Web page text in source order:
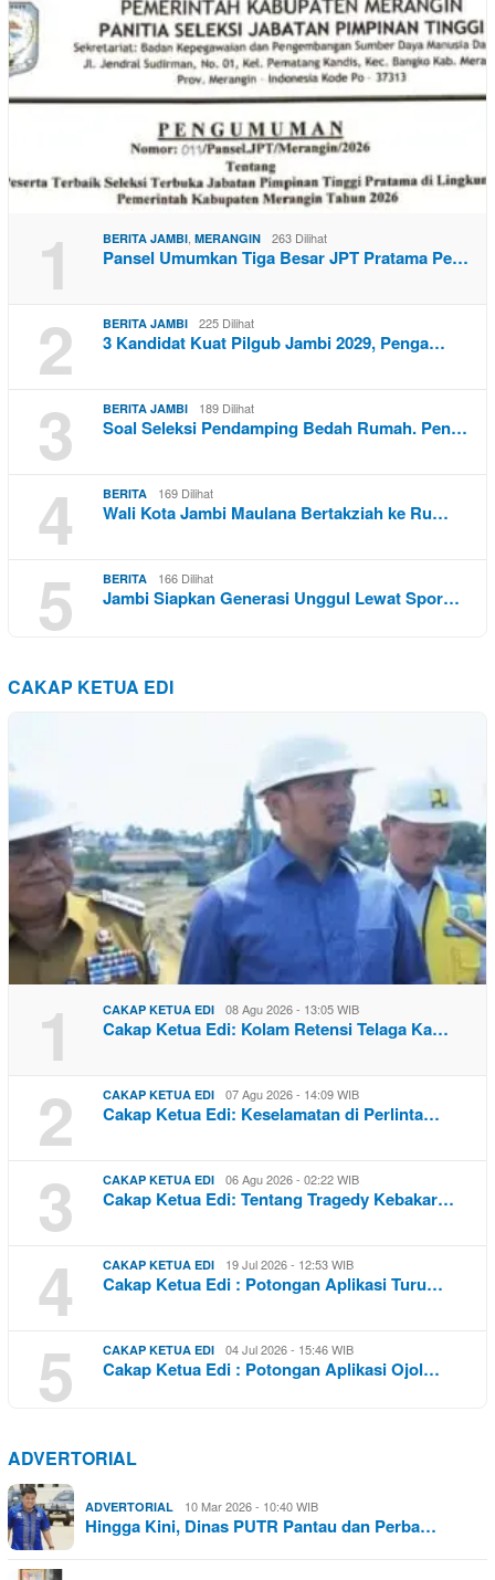
1 BERITA JAMBI MERANGIN 263 Dilihat
Pansel Umumkan Tiga Besar JPT Pratama Pe…
2 BERITA JAMBI 225 Dilihat
3 Kandidat Kuat Pilgub Jambi 2029, Penga…
3 BERITA JAMBI 189 Dilihat
Soal Seleksi Pendamping Bedah Rumah. Pen…
4 BERITA 169 Dilihat
Wali Kota Jambi Maulana Bertakziah ke Ru…
5 BERITA 166 Dilihat
Jambi Siapkan Generasi Unggul Lewat Spor…
CAKAP KETUA EDI
1 CAKAP KETUA EDI 08 Agu 2026 - 13:05 WIB
Cakap Ketua Edi: Kolam Retensi Telaga Ka…
2 CAKAP KETUA EDI 07 Agu 2026 - 14:09 WIB
Cakap Ketua Edi: Keselamatan di Perlinta…
3 CAKAP KETUA EDI 06 Agu 2026 - 02:22 WIB
Cakap Ketua Edi: Tentang Tragedy Kebakar…
4 CAKAP KETUA EDI 19 Jul 2026 - 12:53 WIB
Cakap Ketua Edi : Potongan Aplikasi Turu…
5 CAKAP KETUA EDI 04 Jul 2026 - 15:46 WIB
Cakap Ketua Edi : Potongan Aplikasi Ojol…
ADVERTORIAL
ADVERTORIAL 10 Mar 2026 - 10:40 WIB
Hingga Kini, Dinas PUTR Pantau dan Perba…